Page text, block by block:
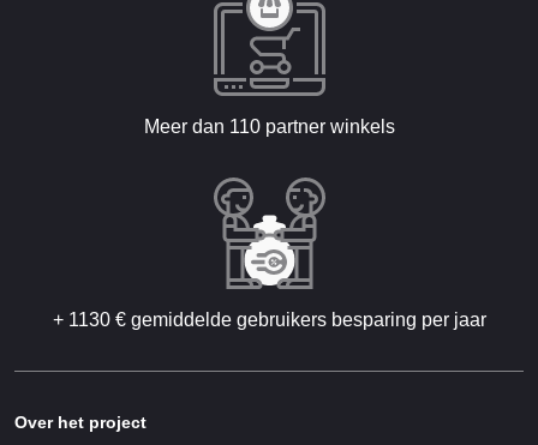
Meer dan 110 partner winkels
+ 1130 € gemiddelde gebruikers besparing per jaar
Over het project